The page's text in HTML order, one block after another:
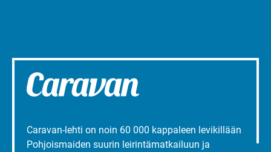
Caravan-lehti on noin 60 000 kappaleen levikillään
Pohjoismaiden suurin leirintämatkailuun ja